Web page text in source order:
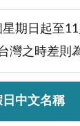
期日起至
灣之時差則
日中文名稱